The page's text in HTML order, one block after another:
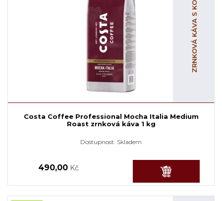
ZRNKOVÁ KÁVA S KOFEINEM
Costa Coffee Professional Mocha Italia Medium
Roast zrnková káva 1 kg
Dostupnost: Skladem
490,00 Kč